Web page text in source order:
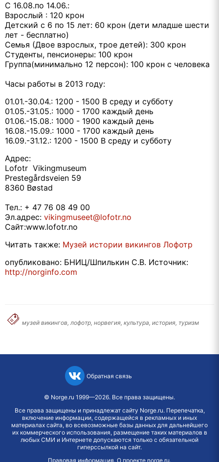
С 16.08.по 14.06.:
Взрослый : 120 крон
Детский с 6 по 15 лет: 60 крон (дети младше шести
лет - бесплатно)
Семья (Двое взрослых, трое детей): 300 крон
Студенты, пенсионеры: 100 крон
Группа(минимально 12 персон): 100 крон с человека
Часы работы в 2013 году:
01.01.-30.04.: 1200 - 1500 В среду и субботу
01.05.-31.05.: 1000 - 1700 каждый день
01.06.-15.08.: 1000 - 1900 каждый день
16.08.-15.09.: 1000 - 1700 каждый день
16.09.-31.12.: 1200 - 1500 В среду и субботу
Адрес:
Lofotr Vikingmuseum
Prestegårdsveien 59
8360 Bøstad
Тел.: + 47 76 08 49 00
Эл.адрес: vikingmuseet@lofotr.no
Сайт:www.lofotr.no
Читать также: Музей истории викингов Лофотр
опубликовано: БНИЦ/Шпилькин С.В. Источник:
http://norginfo.com
музей викингов, лофотр, норвегия, культура, история, туризм
Обратная связь
© Norge.ru 1999—2026. Все права защищены.
Все права защищены и принадлежат сайту Norge.ru. Перепечатка,
включение информации, содержащейся в рекламных и иных
материалах сайта, во всевозможные базы данных для дальнейшего
их коммерческого использования, размещение таких материалов в
любых СМИ и Интернете допускаются только с обязательной
гиперссылкой на сайт.
Правовая информация. О проекте norge.ru.